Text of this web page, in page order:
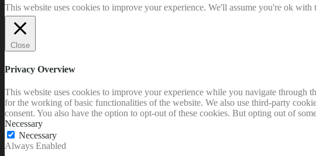
This website uses cookies to improve your experience. We'll assume you're ok
Close
Privacy Overview
This website uses cookies to improve your experience while you navigate through
for the working of basic functionalities of the website. We also use third-party
consent. You also have the option to opt-out of these cookies. But opting out of
Necessary
Necessary
Always Enabled